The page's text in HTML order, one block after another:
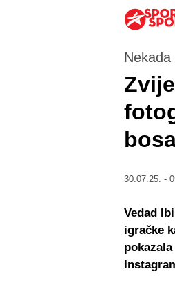
Nekada
30.07.25. -
Vedad
igračke